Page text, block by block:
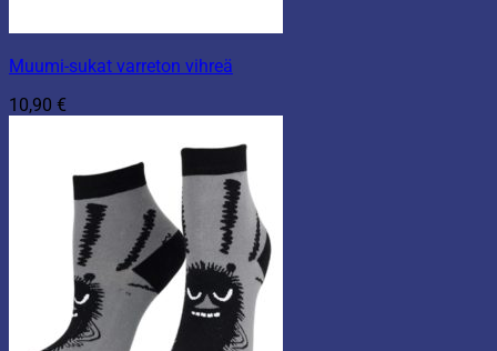
Muumi-sukat varreton vihreä
10,90 €